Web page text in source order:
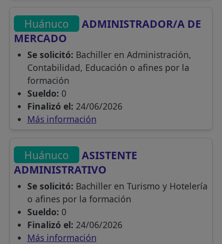
Huánuco
ADMINISTRADOR/A DE
MERCADO
Se solicitó: Bachiller en Administración,
Contabilidad, Educación o afines por la
formación
Sueldo: 0
Finalizó el: 24/06/2026
Más información
Huánuco
ASISTENTE
ADMINISTRATIVO
Se solicitó: Bachiller en Turismo y Hotelería
o afines por la formación
Sueldo: 0
Finalizó el: 24/06/2026
Más información